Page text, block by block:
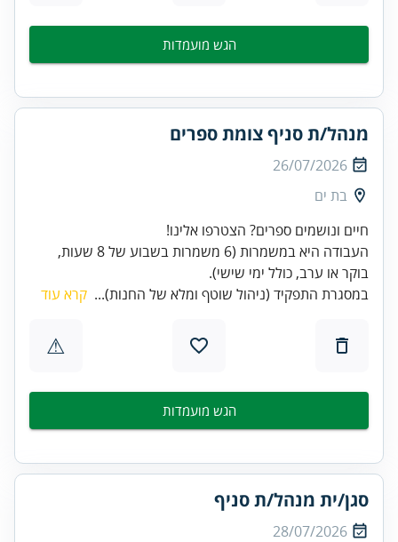
הגש מועמדות
מנהל/ת סניף צומת ספרים
26/07/2026
בת ים
העבודה היא במשמרות (6 משמרות בשבוע של 8 שעות,
בוקר או ערב, כולל ימי שישי).
במסגרת התפקיד (ניהול שוטף ומלא של החנות)... קרא עוד
⚠
הגש מועמדות
סגן/ית מנהל/ת סניף
28/07/2026